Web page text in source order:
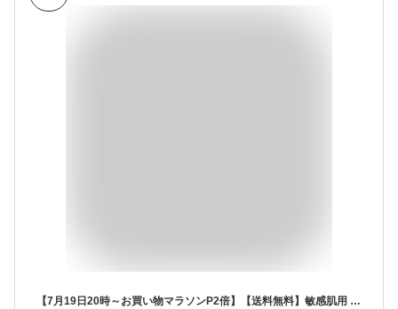
【7月19日20時～お買い物マラソンP2倍】【送料無料】敏感肌用 セラミド化粧水 温泉化粧水 潤み肌水100ml ヒト型セラミド 無添加化粧水 肌荒れ 乾燥肌 保湿 無添加化粧水 アトピー しみない ピリピリしない 低刺激 高保湿 子ども 赤ちゃん ノンケミカル